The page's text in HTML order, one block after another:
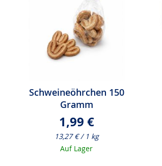
Schweineöhrchen 150
Gramm
1,99 €
13,27 € / 1 kg
Auf Lager